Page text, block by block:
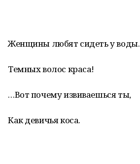
Женщины любят сидеть у воды.
Темных волос краса!
…Вот почему извиваешься ты,
Как девичья коса.